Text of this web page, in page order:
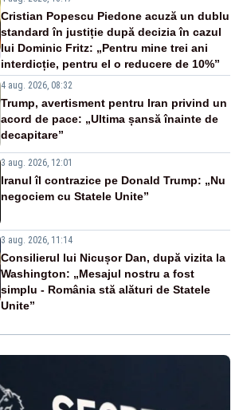
Cristian Popescu Piedone acuză un dublu
standard în justiție după decizia în cazul
lui Dominic Fritz: „Pentru mine trei ani
interdicție, pentru el o reducere de 10%”
4 aug. 2026, 08:32
Trump, avertisment pentru Iran privind un
acord de pace: „Ultima șansă înainte de
decapitare”
3 aug. 2026, 12:01
Iranul îl contrazice pe Donald Trump: „Nu
negociem cu Statele Unite”
3 aug. 2026, 11:14
Consilierul lui Nicușor Dan, după vizita la
Washington: „Mesajul nostru a fost
simplu - România stă alături de Statele
Unite”